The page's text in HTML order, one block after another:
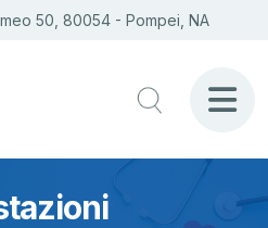
50, 80054 - Pompei, NA